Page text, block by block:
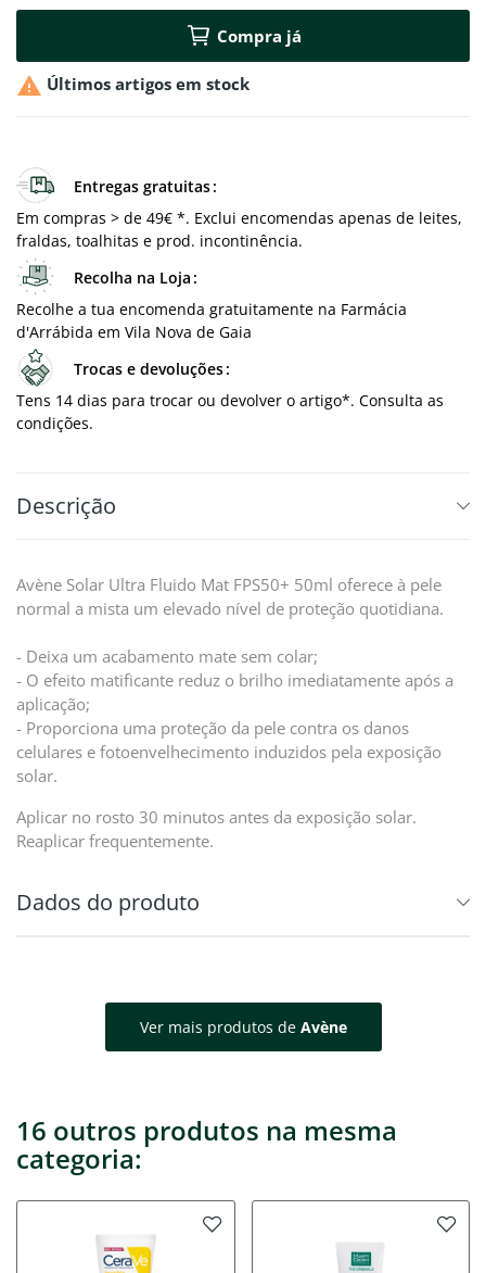
Compra já
 Últimos artigos em stock
Entregas gratuitas
Em compras > de 49€ *. Exclui encomendas apenas de leites,
fraldas, toalhitas e prod. incontinência.
Recolha na Loja
Recolhe a tua encomenda gratuitamente na Farmácia
d'Arrábida em Vila Nova de Gaia
Trocas e devoluções
Tens 14 dias para trocar ou devolver o artigo*. Consulta as
condições.
Descrição
Avène Solar Ultra Fluido Mat FPS50+ 50ml oferece à pele
normal a mista um elevado nível de proteção quotidiana.
- Deixa um acabamento mate sem colar;
- O efeito matificante reduz o brilho imediatamente após a
aplicação;
- Proporciona uma proteção da pele contra os danos
celulares e fotoenvelhecimento induzidos pela exposição
solar.
Aplicar no rosto 30 minutos antes da exposição solar.
Reaplicar frequentemente.
Dados do produto
Ver mais produtos de Avène
16 outros produtos na mesma
categoria: